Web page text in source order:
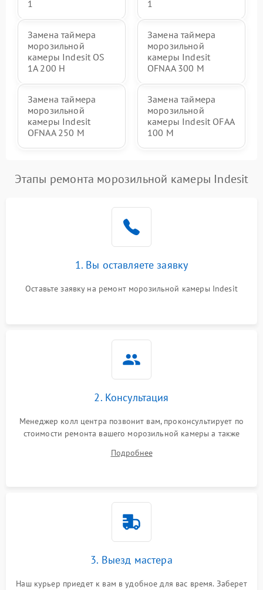
1 1
Замена таймера
морозильной
камеры Indesit OS
1A 200 H
Замена таймера
морозильной
камеры Indesit
OFNAA 300 M
Замена таймера
морозильной
камеры Indesit
OFNAA 250 M
Замена таймера
морозильной
камеры Indesit OFAA
100 M
Этапы ремонта морозильной камеры Indesit
1. Вы оставляете заявку
Оставьте заявку на ремонт морозильной камеры Indesit
2. Консультация
Менеджер колл центра позвонит вам, проконсультирует по
стоимости ремонта вашего морозильной камеры а также
Подробнее
3. Выезд мастера
Наш курьер приедет к вам в удобное для вас время. Заберет